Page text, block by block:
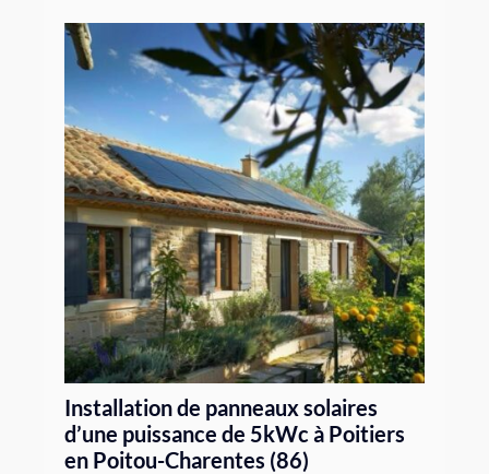
Installation de panneaux solaires
d’une puissance de 5kWc à Poitiers
en Poitou-Charentes (86)